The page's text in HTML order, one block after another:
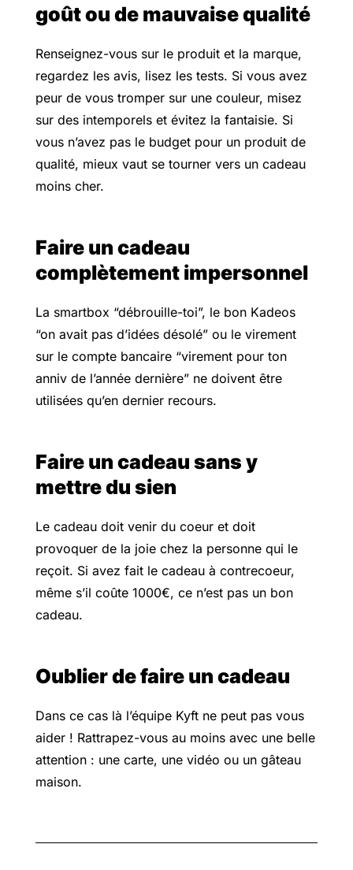
goût ou de mauvaise qualité
Renseignez-vous sur le produit et la marque,
regardez les avis, lisez les tests. Si vous avez
peur de vous tromper sur une couleur, misez
sur des intemporels et évitez la fantaisie. Si
vous n’avez pas le budget pour un produit de
qualité, mieux vaut se tourner vers un cadeau
moins cher.
Faire un cadeau
complètement impersonnel
La smartbox “débrouille-toi”, le bon Kadeos
“on avait pas d’idées désolé” ou le virement
sur le compte bancaire “virement pour ton
anniv de l’année dernière” ne doivent être
utilisées qu’en dernier recours.
Faire un cadeau sans y
mettre du sien
Le cadeau doit venir du coeur et doit
provoquer de la joie chez la personne qui le
reçoit. Si avez fait le cadeau à contrecoeur,
même s’il coûte 1000€, ce n’est pas un bon
cadeau.
Oublier de faire un cadeau
Dans ce cas là l’équipe Kyft ne peut pas vous
aider ! Rattrapez-vous au moins avec une belle
attention : une carte, une vidéo ou un gâteau
maison.